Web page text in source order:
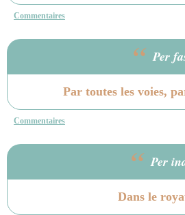
Commentaires
“ Per
Par toutes les voies,
Commentaires
“ Per
Dans le